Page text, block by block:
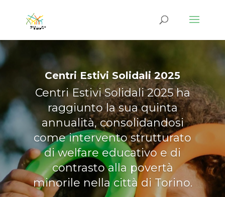
Centri Estivi Solidali 2025
Centri Estivi Solidali 2025ha
raggiunto la suaquinta
annualità, consolidandosi
come intervento strutturato
di welfare educativo e di
contrasto alla povertà
minorile nella città di Torino.